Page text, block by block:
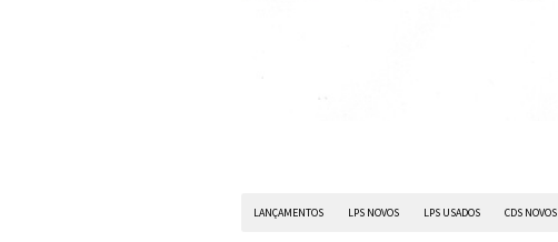
LANÇAMENTOS LPS NOVOS LPS USADOS CDS NOVOS